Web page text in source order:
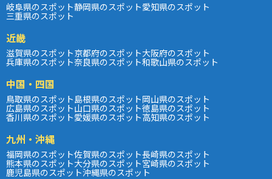
岐阜県のスポット静岡県のスポット愛知県のスポット
三重県のスポット
近畿
滋賀県のスポット京都府のスポット大阪府のスポット
兵庫県のスポット奈良県のスポット和歌山県のスポット
中国・四国
鳥取県のスポット島根県のスポット岡山県のスポット
広島県のスポット山口県のスポット徳島県のスポット
香川県のスポット愛媛県のスポット高知県のスポット
九州・沖縄
福岡県のスポット佐賀県のスポット長崎県のスポット
熊本県のスポット大分県のスポット宮崎県のスポット
鹿児島県のスポット沖縄県のスポット